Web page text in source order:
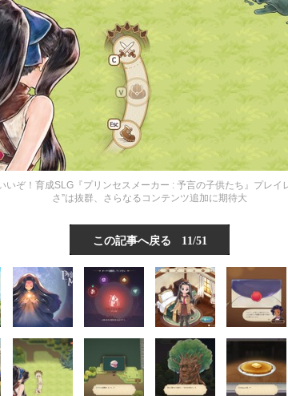
いぞ！育成SLG『プリンセスメーカー : 予言の子供たち』プレイ
さ”は抜群、さらなるコンテンツ追加に期待大
この記事へ戻る 11/51